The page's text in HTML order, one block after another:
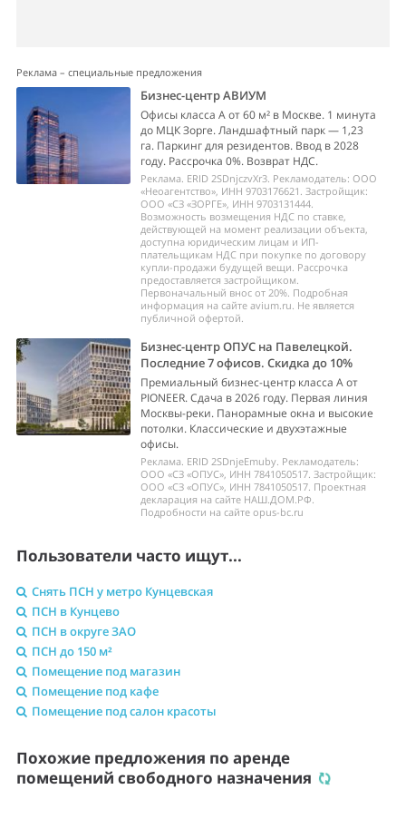
Реклама – специальные предложения
Бизнес-центр АВИУМ
Офисы класса А от 60 м² в Москве. 1 минута
до МЦК Зорге. Ландшафтный парк — 1,23
га. Паркинг для резидентов. Ввод в 2028
году. Рассрочка 0%. Возврат НДС.
Реклама. ERID 2SDnjczvXr3. Рекламодатель: ООО
«Неоагентство», ИНН 9703176621. Застройщик:
ООО «СЗ «ЗОРГЕ», ИНН 9703131444.
Возможность возмещения НДС по ставке,
действующей на момент реализации объекта,
доступна юридическим лицам и ИП-
плательщикам НДС при покупке по договору
купли-продажи будущей вещи. Рассрочка
предоставляется застройщиком.
Первоначальный внос от 20%. Подробная
информация на сайте avium.ru. Не является
публичной офертой.
Бизнес-центр ОПУС на Павелецкой.
Последние 7 офисов. Скидка до 10%
Премиальный бизнес-центр класса А от
PIONEER. Сдача в 2026 году. Первая линия
Москвы-реки. Панорамные окна и высокие
потолки. Классические и двухэтажные
офисы.
Реклама. ERID 2SDnjeEmuby. Рекламодатель:
ООО «СЗ «ОПУС», ИНН 7841050517. Застройщик:
ООО «СЗ «ОПУС», ИНН 7841050517. Проектная
декларация на сайте НАШ.ДОМ.РФ.
Подробности на сайте opus-bc.ru
Пользователи часто ищут...
Снять ПСН у метро Кунцевская
ПСН в Кунцево
ПСН в округе ЗАО
ПСН до 150 м²
Помещение под магазин
Помещение под кафе
Помещение под салон красоты
Похожие предложения по аренде
помещений свободного назначения